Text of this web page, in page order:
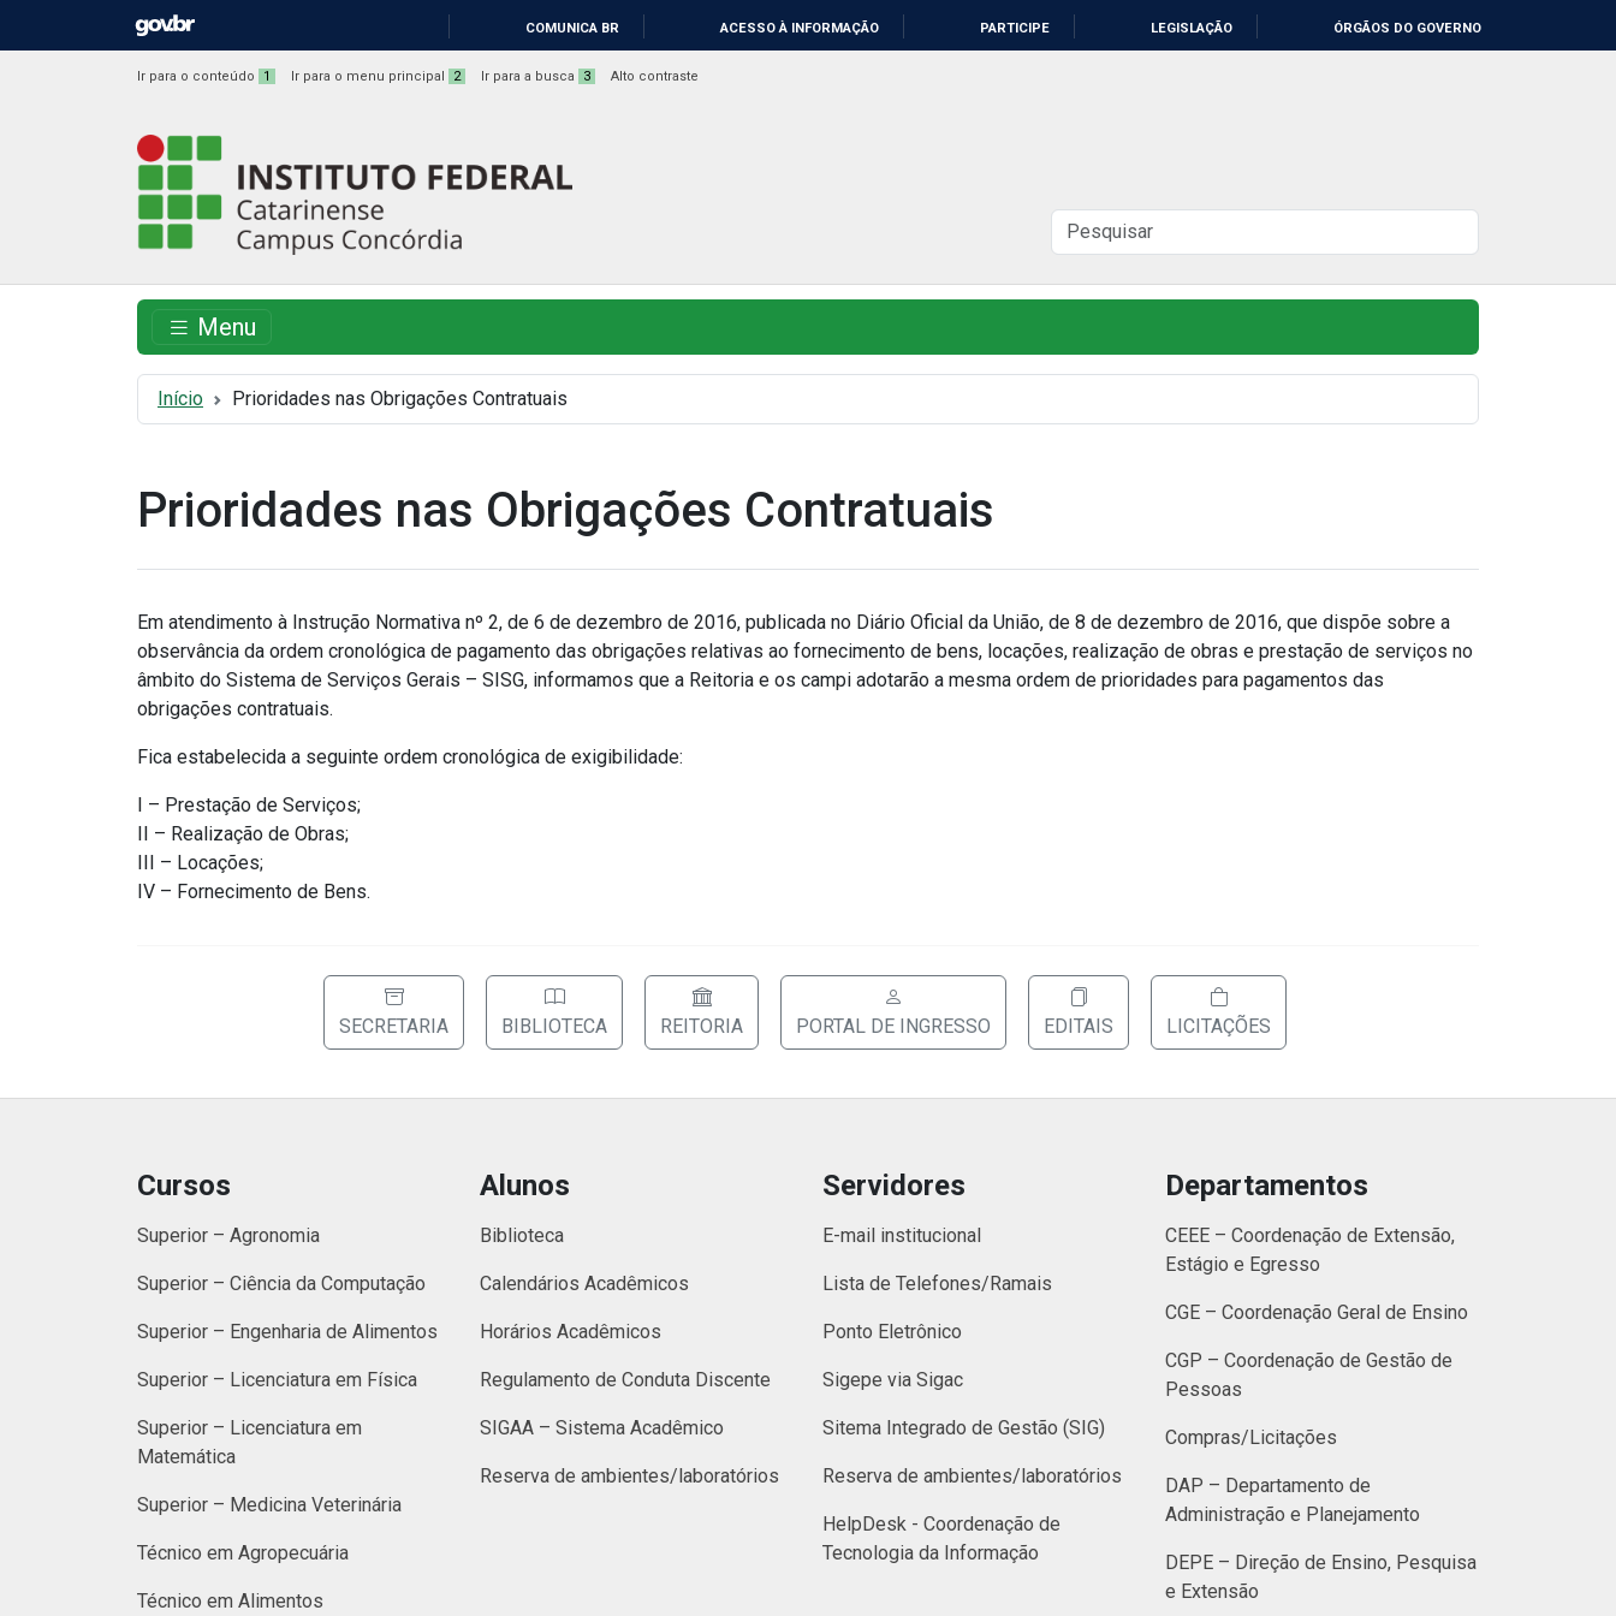
COMUNICA BR ACESSO À INFORMAÇÃO PARTICIPE LEGISLAÇÃO ÓRGÃOS DO GOVERNO
Ir para o conteúdo 1 Ir para o menu principal 2 Ir para a busca 3 Alto contraste
Instituto
Federal
Catarinense
-
Campus
Buscar
no
Menu
Início Prioridades nas Obrigações Contratuais
Prioridades nas Obrigações Contratuais
Em atendimento à Instrução Normativa nº 2, de 6 de dezembro de 2016, publicada no Diário Oficial da União, de 8 de dezembro de 2016, que dispõe sobre a
observância da ordem cronológica de pagamento das obrigações relativas ao fornecimento de bens, locações, realização de obras e prestação de serviços no
âmbito do Sistema de Serviços Gerais – SISG, informamos que a Reitoria e os campi adotarão a mesma ordem de prioridades para pagamentos das
obrigações contratuais.
Fica estabelecida a seguinte ordem cronológica de exigibilidade:
I – Prestação de Serviços;
II – Realização de Obras;
III – Locações;
IV – Fornecimento de Bens.
SECRETARIA BIBLIOTECA REITORIA PORTAL DE INGRESSO EDITAIS LICITAÇÕES
Cursos
Superior – Agronomia
Superior – Ciência da Computação
Superior – Engenharia de Alimentos
Superior – Licenciatura em Física
Superior – Licenciatura em
Matemática
Superior – Medicina Veterinária
Técnico em Agropecuária
Técnico em Alimentos
Alunos
Biblioteca
Calendários Acadêmicos
Horários Acadêmicos
Regulamento de Conduta Discente
SIGAA – Sistema Acadêmico
Reserva de ambientes/laboratórios
Servidores
E-mail institucional
Lista de Telefones/Ramais
Ponto Eletrônico
Sigepe via Sigac
Sitema Integrado de Gestão (SIG)
Reserva de ambientes/laboratórios
HelpDesk - Coordenação de
Tecnologia da Informação
Departamentos
CEEE – Coordenação de Extensão,
Estágio e Egresso
CGE – Coordenação Geral de Ensino
CGP – Coordenação de Gestão de
Pessoas
Compras/Licitações
DAP – Departamento de
Administração e Planejamento
DEPE – Direção de Ensino, Pesquisa
e Extensão